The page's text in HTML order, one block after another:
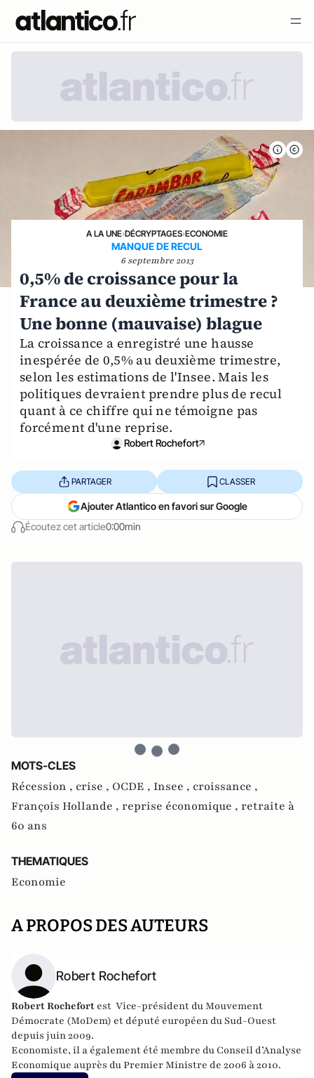
A LA UNE›DÉCRYPTAGES›ECONOMIE
MANQUE DE RECUL
6 septembre 2013
0,5% de croissance pour la
France au deuxième trimestre ?
Une bonne (mauvaise) blague
La croissance a enregistré une hausse
inespérée de 0,5% au deuxième trimestre,
selon les estimations de l'Insee. Mais les
politiques devraient prendre plus de recul
quant à ce chiffre qui ne témoigne pas
forcément d'une reprise.
Robert Rochefort
Écoutez cet article0:00min
PARTAGER CLASSER
Ajouter Atlantico en favori sur Google
MOTS-CLES
Récession , crise , OCDE , Insee , croissance ,
François Hollande , reprise économique , retraite à
60 ans
THEMATIQUES
Economie
A PROPOS DES AUTEURS
Robert Rochefort
Robert Rochefort est Vice-président du Mouvement
Démocrate (MoDem) et député européen du Sud-Ouest
depuis juin 2009.
Economiste, il a également été membre du Conseil d’Analyse
Economique auprès du Premier Ministre de 2006 à 2010.